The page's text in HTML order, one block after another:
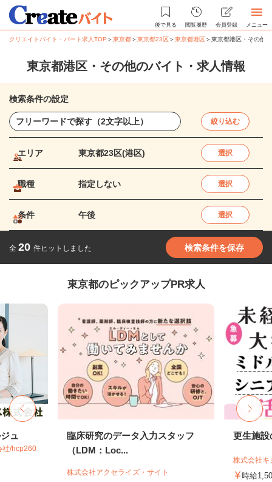
後で見る 閲覧履歴 会員登録 メニュー
クリエイトバイト・パート求人TOP ＞東京都＞東京都23区＞東京都港区＞東京都港区・その他
東京都港区・その他のバイト・求人情報
検索条件の設定
絞り込む
エリア 東京都23区(港区) 選択
職種 指定しない 選択
条件 午後 選択
全 20 件ヒットしました 検索条件を保存
東京都のピックアップPR求人
ュ
社/hcp260
臨床研究のデータ入力スタッフ
（LDM：Loc...
株式会社アクセライズ・サイト
更生施設
株式会社キ
時給